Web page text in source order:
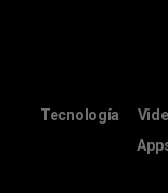
Tecnología